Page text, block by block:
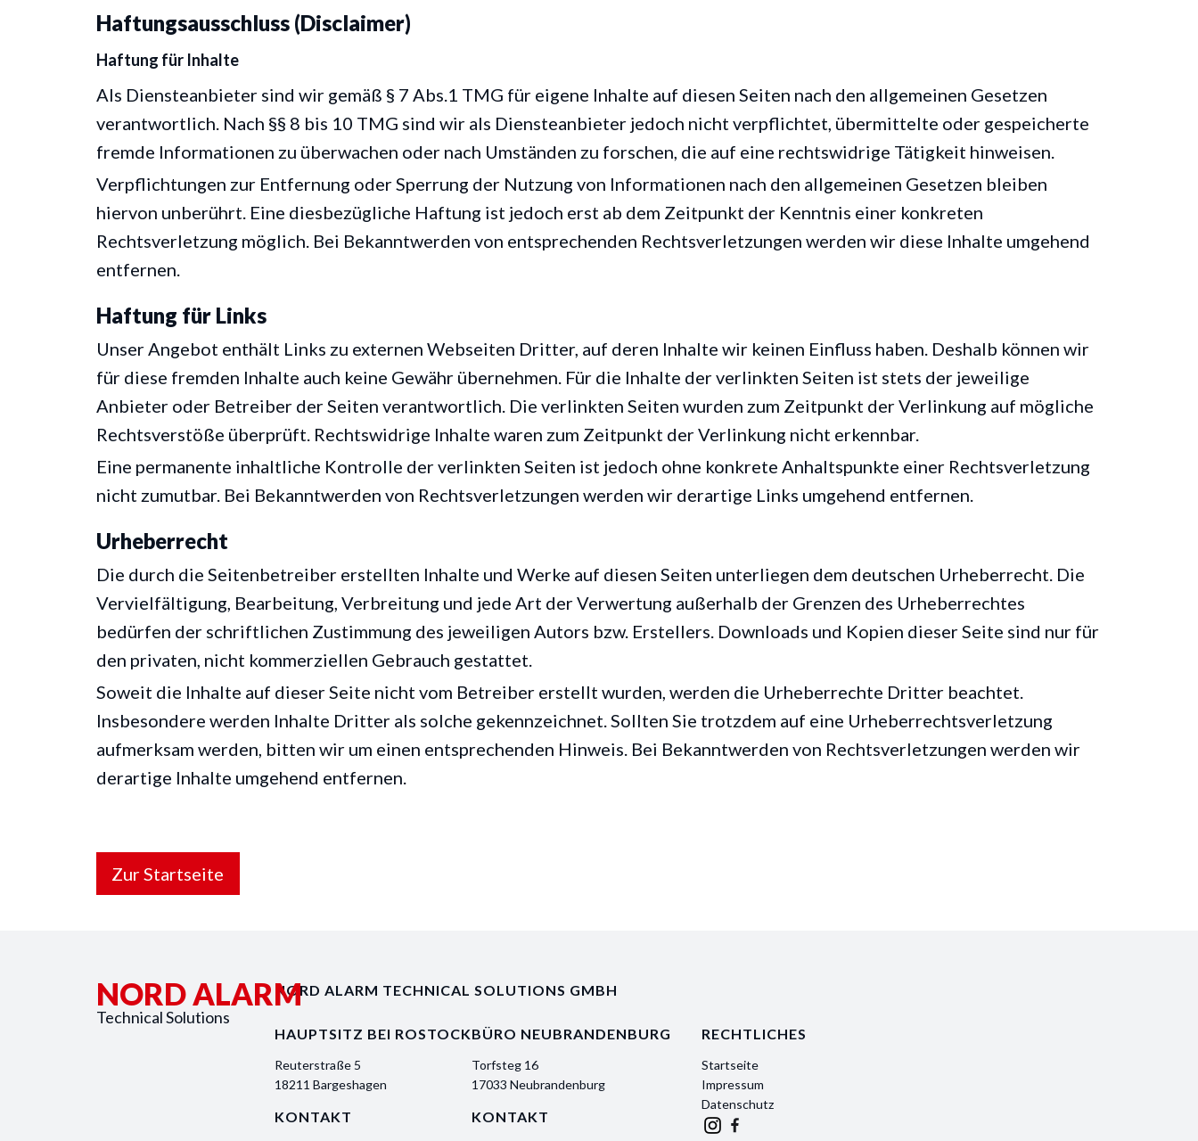
Haftungsausschluss (Disclaimer)
Haftung für Inhalte
Als Diensteanbieter sind wir gemäß § 7 Abs.1 TMG für eigene Inhalte auf diesen Seiten nach den allgemeinen Gesetzen
verantwortlich. Nach §§ 8 bis 10 TMG sind wir als Diensteanbieter jedoch nicht verpflichtet, übermittelte oder gespeicherte
fremde Informationen zu überwachen oder nach Umständen zu forschen, die auf eine rechtswidrige Tätigkeit hinweisen.
Verpflichtungen zur Entfernung oder Sperrung der Nutzung von Informationen nach den allgemeinen Gesetzen bleiben
hiervon unberührt. Eine diesbezügliche Haftung ist jedoch erst ab dem Zeitpunkt der Kenntnis einer konkreten
Rechtsverletzung möglich. Bei Bekanntwerden von entsprechenden Rechtsverletzungen werden wir diese Inhalte umgehend
entfernen.
Haftung für Links
Unser Angebot enthält Links zu externen Webseiten Dritter, auf deren Inhalte wir keinen Einfluss haben. Deshalb können wir
für diese fremden Inhalte auch keine Gewähr übernehmen. Für die Inhalte der verlinkten Seiten ist stets der jeweilige
Anbieter oder Betreiber der Seiten verantwortlich. Die verlinkten Seiten wurden zum Zeitpunkt der Verlinkung auf mögliche
Rechtsverstöße überprüft. Rechtswidrige Inhalte waren zum Zeitpunkt der Verlinkung nicht erkennbar.
Eine permanente inhaltliche Kontrolle der verlinkten Seiten ist jedoch ohne konkrete Anhaltspunkte einer Rechtsverletzung
nicht zumutbar. Bei Bekanntwerden von Rechtsverletzungen werden wir derartige Links umgehend entfernen.
Urheberrecht
Die durch die Seitenbetreiber erstellten Inhalte und Werke auf diesen Seiten unterliegen dem deutschen Urheberrecht. Die
Vervielfältigung, Bearbeitung, Verbreitung und jede Art der Verwertung außerhalb der Grenzen des Urheberrechtes
bedürfen der schriftlichen Zustimmung des jeweiligen Autors bzw. Erstellers. Downloads und Kopien dieser Seite sind nur für
den privaten, nicht kommerziellen Gebrauch gestattet.
Soweit die Inhalte auf dieser Seite nicht vom Betreiber erstellt wurden, werden die Urheberrechte Dritter beachtet.
Insbesondere werden Inhalte Dritter als solche gekennzeichnet. Sollten Sie trotzdem auf eine Urheberrechtsverletzung
aufmerksam werden, bitten wir um einen entsprechenden Hinweis. Bei Bekanntwerden von Rechtsverletzungen werden wir
derartige Inhalte umgehend entfernen.
Zur Startseite
NORD ALARM
Technical Solutions
NORD ALARM TECHNICAL SOLUTIONS GMBH
HAUPTSITZ BEI ROSTOCK
Reuterstraße 5
18211 Bargeshagen
KONTAKT
BÜRO NEUBRANDENBURG
Torfsteg 16
17033 Neubrandenburg
KONTAKT
RECHTLICHES
Startseite
Impressum
Datenschutz